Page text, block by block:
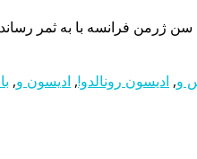
و لیونل مسی در صدر بهترین گلزنان اروپا قرار داد. عکس:
و, ادیسون رونالدو!, ادیسون و,